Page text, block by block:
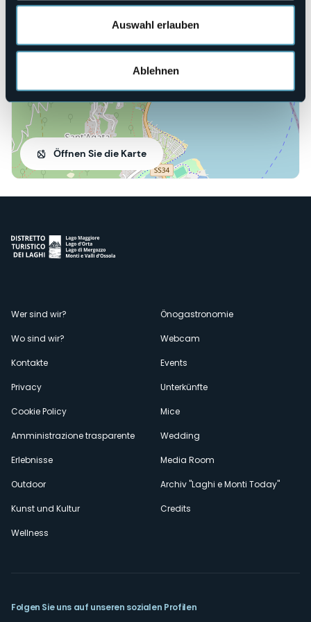
Auswahl erlauben
Ablehnen
28822 - Cannobio (VB)
Öffnen Sie die Karte
Menù
secondario
Wer sind wir?
Wo sind wir?
Kontakte
Privacy
Cookie Policy
Amministrazione trasparente
Erlebnisse
Outdoor
Kunst und Kultur
Wellness
Önogastronomie
Webcam
Events
Unterkünfte
Mice
Wedding
Media Room
Archiv "Laghi e Monti Today"
Credits
Folgen Sie uns auf unseren sozialen Profilen